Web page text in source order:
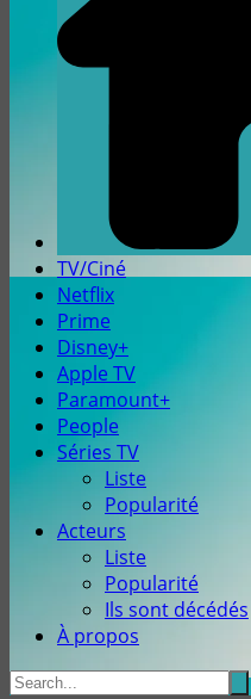
TV/Ciné
Netflix
Prime
Disney+
Apple TV
Paramount+
People
Séries TV
Liste
Popularité
Acteurs
Liste
Popularité
Ils sont décédés
À propos